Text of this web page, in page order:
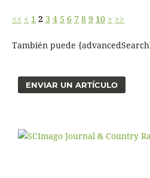
<< < 1 2 3 4 5 6 7 8 9 10 > >>
También puede
ENVIAR UN ARTÍCULO